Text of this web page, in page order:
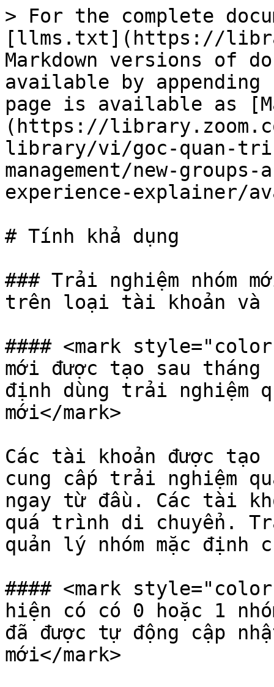
> For the complete
[llms.txt](https://
Markdown versions of
available by
page is available as
(https://
library/vi/goc-quan-tri-
management/new-
experience-explainer/
# Tính khả dụng
### Trải nghiệm nhóm
trên loại tài khoản và
#### <mark
mới được tạo sau tháng
định dùng trải nghiệm
mới</mark>
Các tài khoản được tạo
cung cấp trải nghiệm
ngay từ đầu. Các tài
quá trình di chuyển.
quản lý nhóm mặc định
#### <mark
hiện có có 0 hoặc 1
đã được tự động cập
mới</mark>